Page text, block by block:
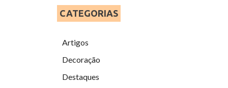
CATEGORIAS
Artigos
Decoração
Destaques